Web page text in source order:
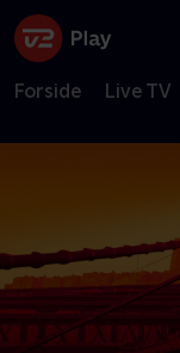
Forside Live TV